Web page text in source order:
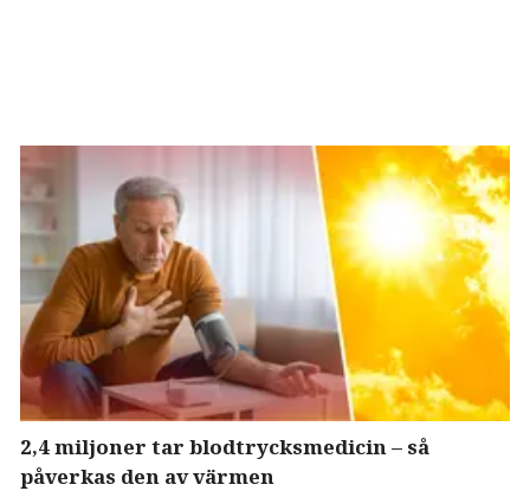
2,4 miljoner tar blodtrycksmedicin – så
påverkas den av värmen